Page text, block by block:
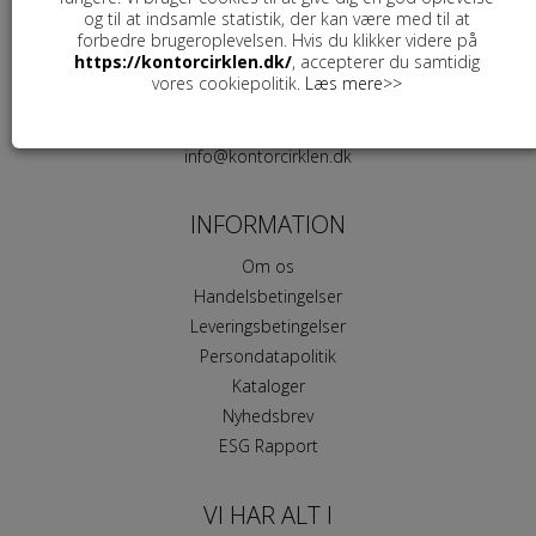
Kontorcirklen ApS
Højvang 4
4300 Holbæk
info@kontorcirklen.dk
INFORMATION
Om os
Handelsbetingelser
Leveringsbetingelser
Persondatapolitik
Kataloger
Nyhedsbrev
ESG Rapport
VI HAR ALT I
og til at indsamle statistik, der kan være med til at
forbedre brugeroplevelsen. Hvis du klikker videre på
https://kontorcirklen.dk/, accepterer du samtidig
vores cookiepolitik. Læs mere>>